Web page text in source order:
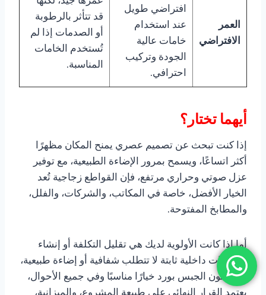
العمر
الافتراضي
افتراضي طويل
عند استخدام
خامات عالية
الجودة وتركيب
احترافي.
قد تتأثر بالرطوبة
أو الصدمات إذا لم
تُستخدم الخامات
المناسبة.
أيهما تختار؟
إذا كنت تبحث عن تصميم عصري يمنح المكان مظهرًا
أكثر اتساعًا، ويسمح بمرور الإضاءة الطبيعية، مع توفير
عزل صوتي وحراري مرتفع، فإن القواطع زجاجية تُعد
الخيار الأفضل، خاصة في المكاتب، والشركات، والفلل،
والمطابخ المفتوحة.
أما إذا كانت الأولوية لديك هي تقليل التكلفة أو إنشاء
تقسيمات داخلية ثابتة لا تتطلب شفافية أو إضاءة طبيعية،
فقد يكون الجبس بورد خيارًا مناسبًا وفي جميع الأحوال،